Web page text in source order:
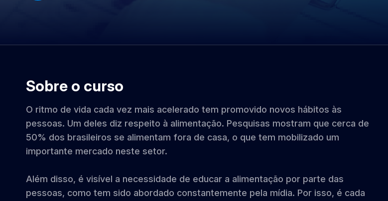
Sobre o curso
O ritmo de vida cada vez mais acelerado tem promovido novos hábitos às
pessoas. Um deles diz respeito à alimentação. Pesquisas mostram que cerca de
50% dos brasileiros se alimentam fora de casa, o que tem mobilizado um
importante mercado neste setor.
Além disso, é visível a necessidade de educar a alimentação por parte das
pessoas, como tem sido abordado constantemente pela mídia. Por isso, é cada